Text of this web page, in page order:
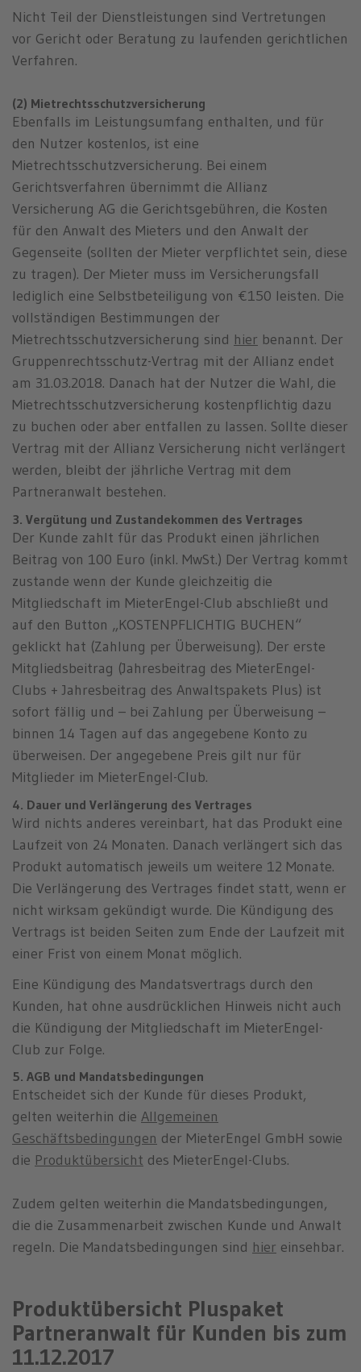
Nicht Teil der Dienstleistungen sind Vertretungen
vor Gericht oder Beratung zu laufenden gerichtlichen
Verfahren.
(2) Mietrechtsschutzversicherung
Ebenfalls im Leistungsumfang enthalten, und für
den Nutzer kostenlos, ist eine
Mietrechtsschutzversicherung. Bei einem
Gerichtsverfahren übernimmt die Allianz
Versicherung AG die Gerichtsgebühren, die Kosten
für den Anwalt des Mieters und den Anwalt der
Gegenseite (sollten der Mieter verpflichtet sein, diese
zu tragen). Der Mieter muss im Versicherungsfall
lediglich eine Selbstbeteiligung von €150 leisten. Die
vollständigen Bestimmungen der
Mietrechtsschutzversicherung sind hier benannt. Der
Gruppenrechtsschutz-Vertrag mit der Allianz endet
am 31.03.2018. Danach hat der Nutzer die Wahl, die
Mietrechtsschutzversicherung kostenpflichtig dazu
zu buchen oder aber entfallen zu lassen. Sollte dieser
Vertrag mit der Allianz Versicherung nicht verlängert
werden, bleibt der jährliche Vertrag mit dem
Partneranwalt bestehen.
3. Vergütung und Zustandekommen des Vertrages
Der Kunde zahlt für das Produkt einen jährlichen
Beitrag von 100 Euro (inkl. MwSt.) Der Vertrag kommt
zustande wenn der Kunde gleichzeitig die
Mitgliedschaft im MieterEngel-Club abschließt und
auf den Button „KOSTENPFLICHTIG BUCHEN“
geklickt hat (Zahlung per Überweisung). Der erste
Mitgliedsbeitrag (Jahresbeitrag des MieterEngel-
Clubs + Jahresbeitrag des Anwaltspakets Plus) ist
sofort fällig und – bei Zahlung per Überweisung –
binnen 14 Tagen auf das angegebene Konto zu
überweisen. Der angegebene Preis gilt nur für
Mitglieder im MieterEngel-Club.
4. Dauer und Verlängerung des Vertrages
Wird nichts anderes vereinbart, hat das Produkt eine
Laufzeit von 24 Monaten. Danach verlängert sich das
Produkt automatisch jeweils um weitere 12 Monate.
Die Verlängerung des Vertrages findet statt, wenn er
nicht wirksam gekündigt wurde. Die Kündigung des
Vertrags ist beiden Seiten zum Ende der Laufzeit mit
einer Frist von einem Monat möglich.
Eine Kündigung des Mandatsvertrags durch den
Kunden, hat ohne ausdrücklichen Hinweis nicht auch
die Kündigung der Mitgliedschaft im MieterEngel-
Club zur Folge.
5. AGB und Mandatsbedingungen
Entscheidet sich der Kunde für dieses Produkt,
gelten weiterhin die Allgemeinen
Geschäftsbedingungen der MieterEngel GmbH sowie
die Produktübersicht des MieterEngel-Clubs.
Zudem gelten weiterhin die Mandatsbedingungen,
die die Zusammenarbeit zwischen Kunde und Anwalt
regeln. Die Mandatsbedingungen sind hier einsehbar.
Produktübersicht Pluspaket
Partneranwalt für Kunden bis zum
11.12.2017